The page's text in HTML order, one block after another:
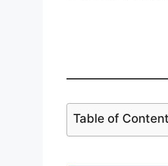
Table of